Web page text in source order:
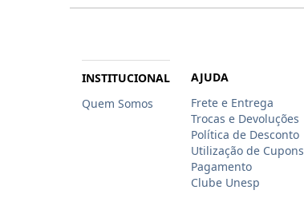
INSTITUCIONAL
Quem Somos
AJUDA
Frete e Entrega
Trocas e Devoluções
Política de Desconto
Utilização de Cupons
Pagamento
Clube Unesp